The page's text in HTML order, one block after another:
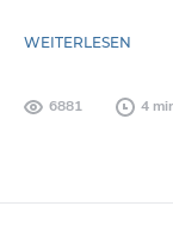
WEITERLESEN
6881 4